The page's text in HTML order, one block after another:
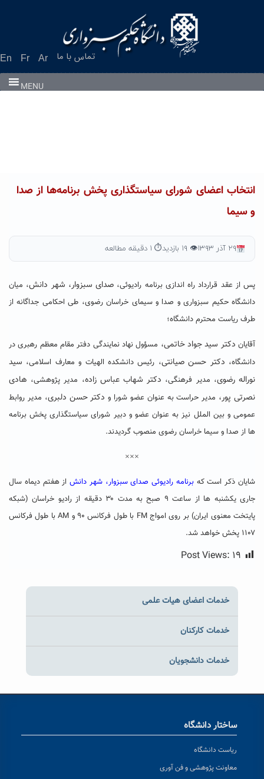
En Fr Ar تماس با ما
MENU
انتخاب اعضای شورای سیاستگذاری پخش برنامه‌ها از صدا
و سیما
۲۹ آذر ۱۳۹۳ 👁 ۱۹ بازدید ⏱ ۱ دقیقه مطالعه
پس از عقد قرارداد راه اندازی برنامه رادیوئی، صدای سبزوار، شهر دانش، میان
دانشگاه حکیم سبزواری و صدا و سیمای خراسان رضوی، طی احکامی جداگانه از
طرف ریاست محترم دانشگاه؛
آقایان دکتر سید جواد خاتمی، مسؤول نهاد نمایندگی دفتر مقام معظم رهبری در
دانشگاه، دکتر حسن صیانتی، رئیس دانشکده الهیات و معارف اسلامی، سید
نوراله رضوی، مدیر فرهنگی، دکتر شهاب عباس زاده، مدیر پژوهشی، هادی
نصرتی پور، مدیر حراست به عنوان عضو شورا و دکتر حسن دلبری، مدیر روابط
عمومی و بین الملل نیز به عنوان عضو و دبیر شورای سیاستگذاری پخش برنامه
ها از صدا و سیما خراسان رضوی منصوب گردیدند.
×××
شایان ذکر است کهبرنامه رادیوئی صدای سبزوار، شهر دانشاز هفتم دیماه سال
جاری یکشنبه ها از ساعت ۹ صبح به مدت ۳۰ دقیقه از رادیو خراسان (شبکه
پایتخت معنوی ایران) بر روی امواج FM با طول فرکانس ۹۰ و AM با طول فرکانس
۱۱۰۷ پخش خواهد شد.
Post Views: ۱۹
خدمات اعضای هیات علمی
خدمات کارکنان
خدمات دانشجویان
ساختار دانشگاه
ریاست دانشگاه
معاونت پژوهشی و فن آوری